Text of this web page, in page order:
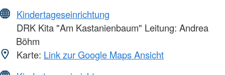
Kindertageseinrichtung
DRK Kita "Am Kastanienbaum" Leitung: Andrea
Böhm
Karte: Link zur Google Maps Ansicht